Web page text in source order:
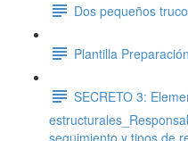
Dos pequeños
Plantilla
SECRETO 3:
seguimiento y tipos de